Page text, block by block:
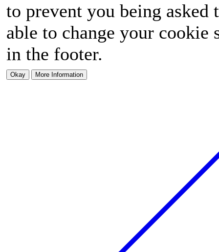
to prevent you being
able to change your
in the footer.